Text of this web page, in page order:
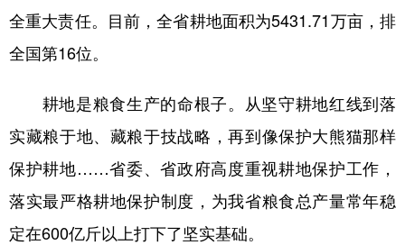
全重大责任。目前，全省耕地面积为5431.71万亩，排
全国第16位。
耕地是粮食生产的命根子。从坚守耕地红线到落
实藏粮于地、藏粮于技战略，再到像保护大熊猫那样
保护耕地……省委、省政府高度重视耕地保护工作，
落实最严格耕地保护制度，为我省粮食总产量常年稳
定在600亿斤以上打下了坚实基础。